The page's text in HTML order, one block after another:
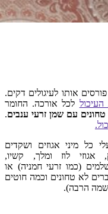
אותו לעיגולים דקים.
לכל אורכה. החומר
עם שמן זרעי ענבים.
כל מיני אגוזים ושקדים
אגוזי לוז ומלך, קשיו,
(כמו זרעי חמניה) או
לא טחונים וכמה חוטים
שמה הרבה).